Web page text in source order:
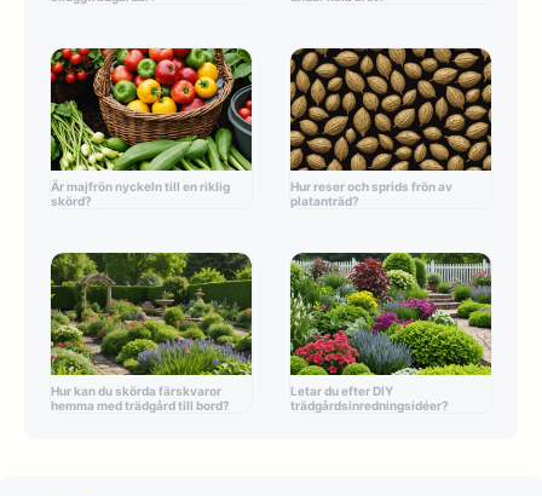
Är majfrön nyckeln till en riklig
skörd?
Hur reser och sprids frön av
platanträd?
Hur kan du skörda färskvaror
hemma med trädgård till bord?
Letar du efter DIY
trädgårdsinredningsidéer?